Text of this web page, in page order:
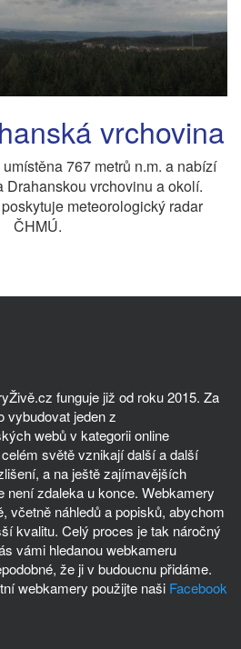
vrchovina
767 metrů n.m. a nabízí
vrchovinu a okolí.
meteorologický radar
ČHMÚ.
funguje již od roku 2015. Za
vybudovat jeden z
webů v kategorii online
světě vznikají další a další
a na ještě zajímavějších
není zdaleka u konce. Webkamery
včetně náhledů a popisků, abychom
kvalitu. Celý proces je tak náročný
vámi hledanou webkameru
že ji v budoucnu přidáme.
webkamery použijte naši Facebook